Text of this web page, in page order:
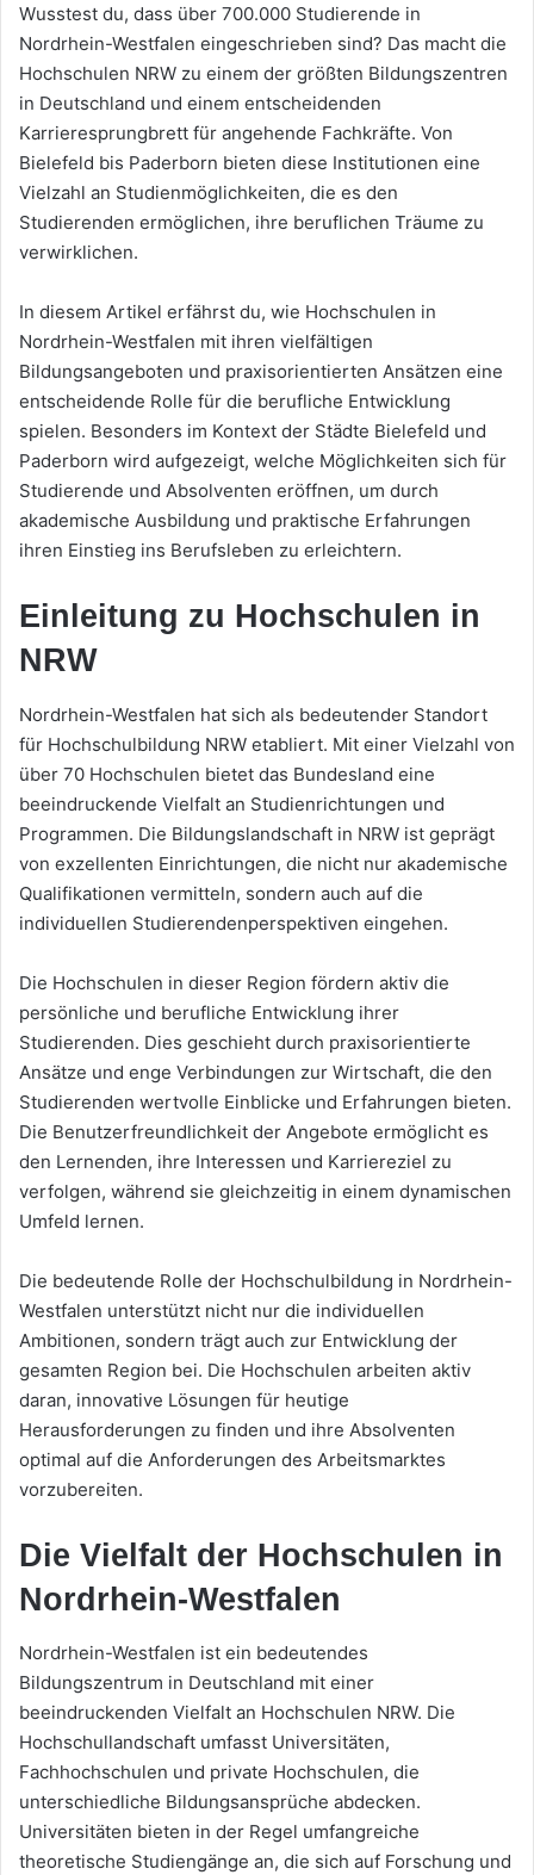
Wusstest du, dass über 700.000 Studierende in
Nordrhein-Westfalen eingeschrieben sind? Das macht die
Hochschulen NRW zu einem der größten Bildungszentren
in Deutschland und einem entscheidenden
Karrieresprungbrett für angehende Fachkräfte. Von
Bielefeld bis Paderborn bieten diese Institutionen eine
Vielzahl an Studienmöglichkeiten, die es den
Studierenden ermöglichen, ihre beruflichen Träume zu
verwirklichen.
In diesem Artikel erfährst du, wie Hochschulen in
Nordrhein-Westfalen mit ihren vielfältigen
Bildungsangeboten und praxisorientierten Ansätzen eine
entscheidende Rolle für die berufliche Entwicklung
spielen. Besonders im Kontext der Städte Bielefeld und
Paderborn wird aufgezeigt, welche Möglichkeiten sich für
Studierende und Absolventen eröffnen, um durch
akademische Ausbildung und praktische Erfahrungen
ihren Einstieg ins Berufsleben zu erleichtern.
Einleitung zu Hochschulen in
NRW
Nordrhein-Westfalen hat sich als bedeutender Standort
für Hochschulbildung NRW etabliert. Mit einer Vielzahl von
über 70 Hochschulen bietet das Bundesland eine
beeindruckende Vielfalt an Studienrichtungen und
Programmen. Die Bildungslandschaft in NRW ist geprägt
von exzellenten Einrichtungen, die nicht nur akademische
Qualifikationen vermitteln, sondern auch auf die
individuellen Studierendenperspektiven eingehen.
Die Hochschulen in dieser Region fördern aktiv die
persönliche und berufliche Entwicklung ihrer
Studierenden. Dies geschieht durch praxisorientierte
Ansätze und enge Verbindungen zur Wirtschaft, die den
Studierenden wertvolle Einblicke und Erfahrungen bieten.
Die Benutzerfreundlichkeit der Angebote ermöglicht es
den Lernenden, ihre Interessen und Karriereziel zu
verfolgen, während sie gleichzeitig in einem dynamischen
Umfeld lernen.
Die bedeutende Rolle der Hochschulbildung in Nordrhein-
Westfalen unterstützt nicht nur die individuellen
Ambitionen, sondern trägt auch zur Entwicklung der
gesamten Region bei. Die Hochschulen arbeiten aktiv
daran, innovative Lösungen für heutige
Herausforderungen zu finden und ihre Absolventen
optimal auf die Anforderungen des Arbeitsmarktes
vorzubereiten.
Die Vielfalt der Hochschulen in
Nordrhein-Westfalen
Nordrhein-Westfalen ist ein bedeutendes
Bildungszentrum in Deutschland mit einer
beeindruckenden Vielfalt an Hochschulen NRW. Die
Hochschullandschaft umfasst Universitäten,
Fachhochschulen und private Hochschulen, die
unterschiedliche Bildungsansprüche abdecken.
Universitäten bieten in der Regel umfangreiche
theoretische Studiengänge an, die sich auf Forschung und